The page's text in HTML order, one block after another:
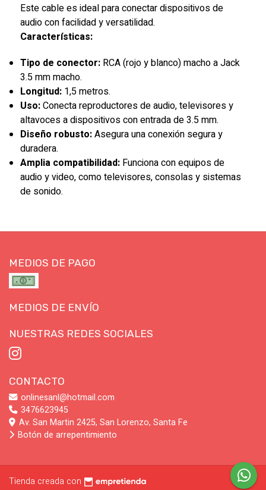
Este cable es ideal para conectar dispositivos de
audio con facilidad y versatilidad.
Características:
Tipo de conector:RCA (rojo y blanco) macho a Jack
3.5 mm macho.
Longitud:1,5 metros.
Uso:Conecta reproductores de audio, televisores y
altavoces a dispositivos con entrada de 3.5 mm.
Diseño robusto:Asegura una conexión segura y
duradera.
Amplia compatibilidad:Funciona con equipos de
audio y video, como televisores, consolas y sistemas
de sonido.
MEDIOS DE PAGO
MEDIOS DE ENVÍO
NUESTRAS REDES SOCIALES
CONTACTO
onlinesanl@hotmail.com
3476623945
Av. San Martin 2425, San Lorenzo, Santa Fe
Botón de arrepentimiento
Tienda creada con